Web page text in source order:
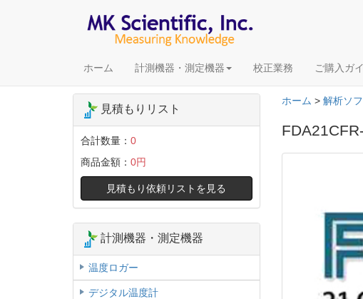
ホーム 計測機器・測定機器 校正業務 ご購入ガ
ホーム > 解析ソ
見積もりリスト
合計数量： 0
商品金額： 0円
見積もり依頼リストを見る
計測機器・測定機器
温度ロガー
デジタル温度計